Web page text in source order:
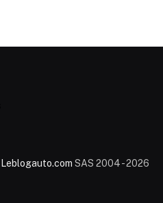
Leblogauto.com SAS 2004 - 2026